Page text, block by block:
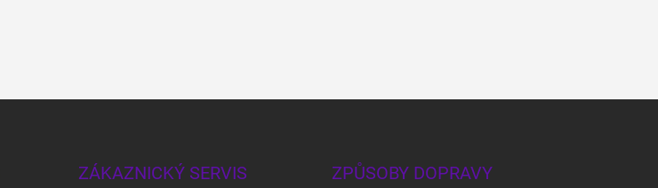
ZÁKAZNICKÝ SERVIS ZPŮSOBY DOPRAVY